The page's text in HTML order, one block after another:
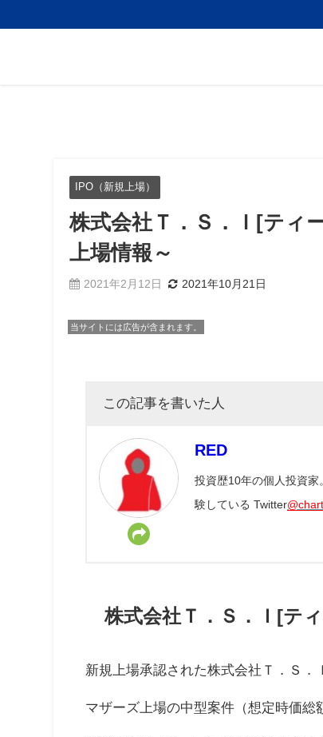
IPO（新規上場）
株式会社Ｔ．Ｓ．Ｉ[ティ
上場情報～
2021年2月12日 2021年10月21日
当サイトには広告が含まれます。
この記事を書いた人
RED
投資歴10年の個人投資
験している Twitter
株式会社Ｔ．Ｓ．Ｉ[テ
新規上場承認された株式会社Ｔ．Ｓ．
マザーズ上場の中型案件（想定時価総